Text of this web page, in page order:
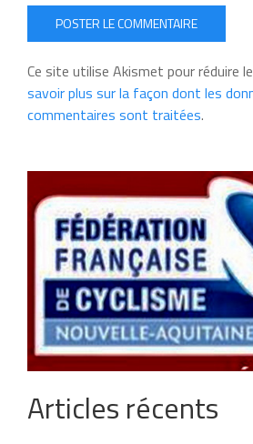
POSTER LE COMMENTAIRE
Ce site utilise Akismet pour réduire
savoir plus sur la façon dont les
commentaires sont traitées.
Articles récents